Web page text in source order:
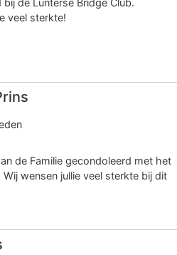
de Lunterse Bridge Club.
veel sterkte!
de Familie gecondoleerd met het
Wij wensen jullie veel sterkte bij dit